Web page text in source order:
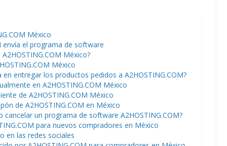
México
envía el programa de software
México?
México
entregar los productos pedidos a A2HOSTING.COM?
en A2HOSTING.COM México
de A2HOSTING.COM México
de A2HOSTING.COM en México
cancelar un programa de software A2HOSTING.COM?
para nuevos compradores en México
en las redes sociales